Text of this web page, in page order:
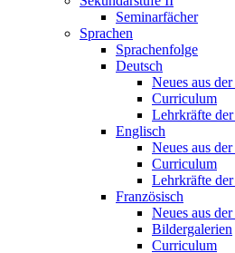
Seminarfächer
Sprachen
Sprachenfolge
Deutsch
Neues aus
Curriculum
Lehrkräfte
Englisch
Neues aus
Curriculum
Lehrkräfte
Französisch
Neues aus
Bildergalerien
Curriculum